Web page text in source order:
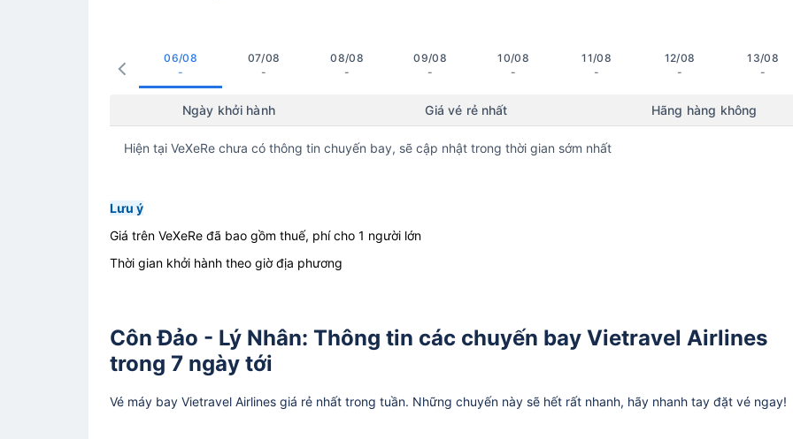
06/08
-
07/08
-
08/08
-
09/08
-
10/08
-
11/08
-
12/08
-
13/08
-
Ngày khởi hành Giá vé rẻ nhất Hãng hàng không
Hiện tại VeXeRe chưa có thông tin chuyến bay, sẽ cập nhật trong thời gian sớm nhất
Lưu ý
Giá trên VeXeRe đã bao gồm thuế, phí cho 1 người lớn
Thời gian khởi hành theo giờ địa phương
Côn Đảo - Lý Nhân: Thông tin các chuyến bay Vietravel Airlines
trong 7 ngày tới
Vé máy bay Vietravel Airlines giá rẻ nhất trong tuần. Những chuyến này sẽ hết rất nhanh, hãy nhanh tay đặt vé ngay!